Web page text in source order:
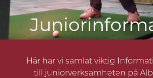
Här har vi samlat viktig
till juniorverksamheten på